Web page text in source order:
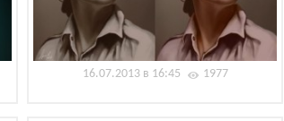
16.07.2013 в 16:45 1977